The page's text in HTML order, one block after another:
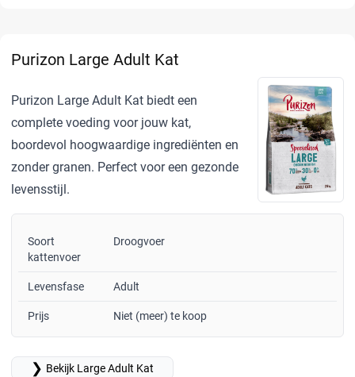
Purizon Large Adult Kat
Purizon Large Adult Kat biedt een
complete voeding voor jouw kat,
boordevol hoogwaardige ingrediënten en
zonder granen. Perfect voor een gezonde
levensstijl.
Soort
kattenvoer
Droogvoer
Levensfase Adult
Prijs Niet (meer) te koop
❯ Bekijk Large Adult Kat